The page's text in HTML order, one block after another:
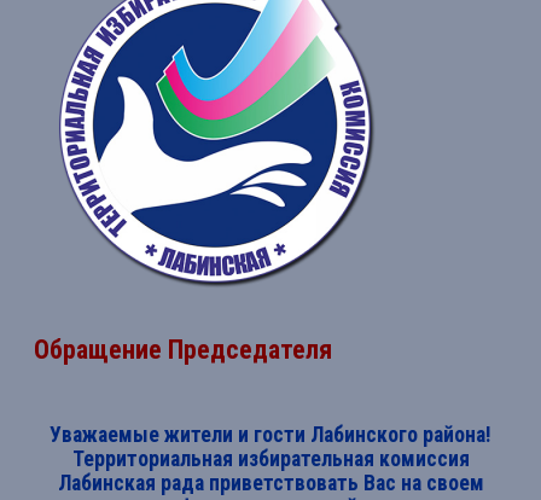
Обращение Председателя
Уважаемые жители и гости Лабинского района!
Территориальная избирательная комиссия
Лабинская рада приветствовать Вас на своем